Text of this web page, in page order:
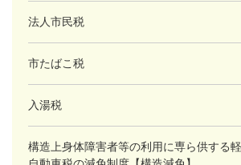
法人市民税
市たばこ税
入湯税
構造上身体障害者等の利用に専ら供する